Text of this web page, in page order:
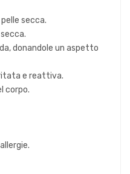
secca.
donandole un aspetto
e reattiva.
corpo.